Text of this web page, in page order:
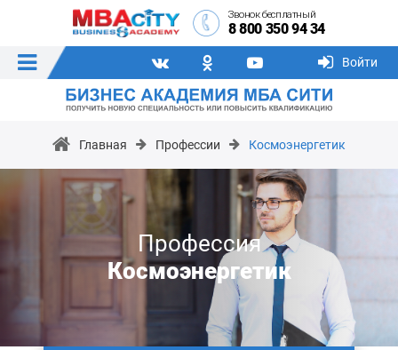
Звонок бесплатный
8 800 350 94 34
Войти
Главная Профессии Космоэнергетик
Профессия
Космоэнергетик